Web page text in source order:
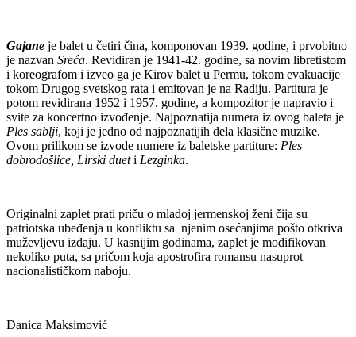
Gajane je balet u četiri čina, komponovan 1939. godine, i prvobitno
je nazvan Sreća. Revidiran je 1941-42. godine, sa novim libretistom
i koreografom i izveo ga je Kirov balet u Permu, tokom evakuacije
tokom Drugog svetskog rata i emitovan je na Radiju. Partitura je
potom revidirana 1952 i 1957. godine, a kompozitor je napravio i
svite za koncertno izvođenje. Najpoznatija numera iz ovog baleta je
Ples sablji, koji je jedno od najpoznatijih dela klasične muzike.
Ovom prilikom se izvode numere iz baletske partiture: Ples
dobrodošlice, Lirski dueti Lezginka.
Originalni zaplet prati priču o mladoj jermenskoj ženi čija su
patriotska ubeđenja u konfliktu sa njenim osećanjima pošto otkriva
muževljevu izdaju. U kasnijim godinama, zaplet je modifikovan
nekoliko puta, sa pričom koja apostrofira romansu nasuprot
nacionalističkom naboju.
Danica Maksimović